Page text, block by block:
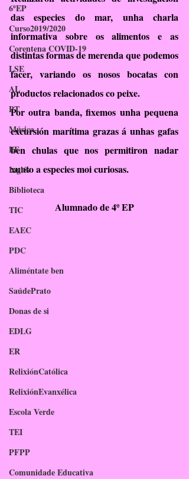
6ºEP
Curso2019/2020
Corentena COVID-19
LSE
AL
PT
Música
EF
Inglés
Biblioteca
TIC
EAEC
PDC
Aliméntate ben
SaúdePrato
Donas de si
EDLG
ER
RelixiónCatólica
RelixiónEvanxélica
Escola Verde
TEI
PFPP
Comunidade Educativa
das especies do mar, unha charla
informativa sobre os alimentos e as
distintas formas de merenda que podemos
facer, variando os nosos bocatas con
productos relacionados co peixe.
Por outra banda, fixemos unha pequena
excursión marítima grazas á unhas gafas
ben chulas que nos permitiron nadar
xunto a especies moi curiosas.
Alumnado de 4º EP